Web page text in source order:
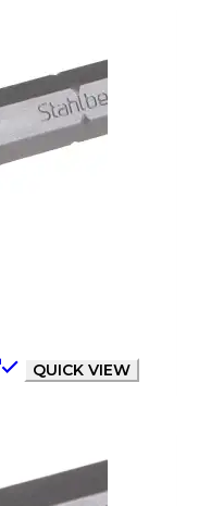
QUICK VIEW